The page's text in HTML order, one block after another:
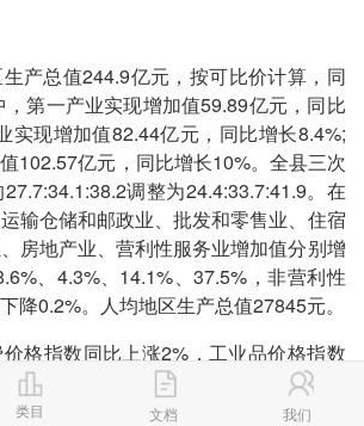
总值244.9亿元，按可比价计算，同
第一产业实现增加值59.89亿元，同比
实现增加值82.44亿元，同比增长8.4%;
102.57亿元，同比增长10%。全县三次
调整为24.4:33.7:41.9。在
输仓储和邮政业、批发和零售业、住宿
房地产业、营利性服务业增加值分别增
、4.3%、14.1%、37.5%，非营利性
降0.2%。人均地区生产总值27845元。
指数同比上涨2%，工业品价格指数
价格指数同比上涨2.2%。居民消费品价
，其中：食品烟酒价格指数上涨
类目 文档 我们